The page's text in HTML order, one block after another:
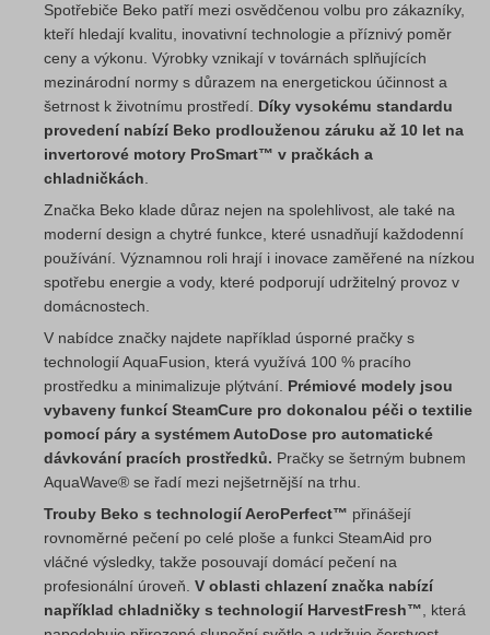
Spotřebiče Beko patří mezi osvědčenou volbu pro zákazníky,
kteří hledají kvalitu, inovativní technologie a příznivý poměr
ceny a výkonu. Výrobky vznikají v továrnách splňujících
mezinárodní normy s důrazem na energetickou účinnost a
šetrnost k životnímu prostředí. Díky vysokému standardu
provedení nabízí Beko prodlouženou záruku až 10 let na
invertorové motory ProSmart™ v pračkách a
chladničkách.
Značka Beko klade důraz nejen na spolehlivost, ale také na
moderní design a chytré funkce, které usnadňují každodenní
používání. Významnou roli hrají i inovace zaměřené na nízkou
spotřebu energie a vody, které podporují udržitelný provoz v
domácnostech.
V nabídce značky najdete například úsporné pračky s
technologií AquaFusion, která využívá 100 % pracího
prostředku a minimalizuje plýtvání. Prémiové modely jsou
vybaveny funkcí SteamCure pro dokonalou péči o textilie
pomocí páry a systémem AutoDose pro automatické
dávkování pracích prostředků. Pračky se šetrným bubnem
AquaWave® se řadí mezi nejšetrnější na trhu.
Trouby Beko s technologií AeroPerfect™ přinášejí
rovnoměrné pečení po celé ploše a funkci SteamAid pro
vláčné výsledky, takže posouvají domácí pečení na
profesionální úroveň. V oblasti chlazení značka nabízí
například chladničky s technologií HarvestFresh™, která